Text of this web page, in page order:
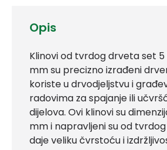
Opis
Klinovi od tvrdog drveta set
mm su precizno izrađeni
koriste u drvodjeljstvu i
radovima za spajanje ili
dijelova. Ovi klinovi su
mm i napravljeni su od
daje veliku čvrstoću i